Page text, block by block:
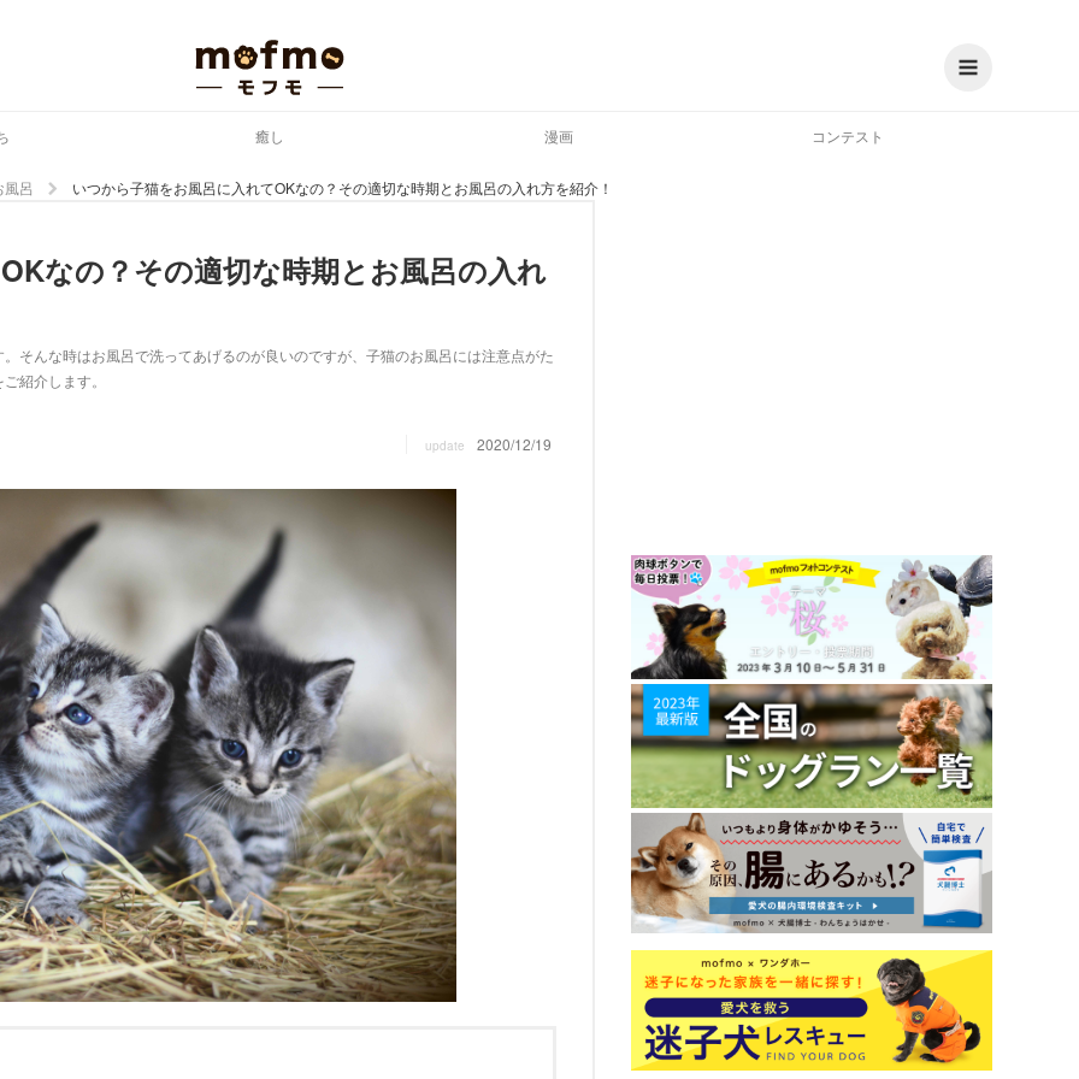
癒し 漫画 コンテスト
呂 いつから子猫をお風呂に入れてOKなの？その適切な時期とお風呂の入れ方を紹介！
なの？その適切な時期とお風呂の入れ
そんな時はお風呂で洗ってあげるのが良いのですが、子猫のお風呂には注意点がた
紹介します。
update 2020/12/19